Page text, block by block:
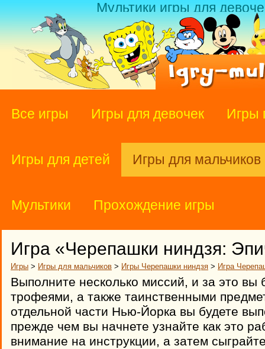
Мультики игры для
Все игры Игры для девочек Игры
Игры для детей Игры для мальчиков
Мультики Прохождение игры
Игра «Черепашки ниндзя:
Игры > Игры для мальчиков > Игры Черепашки ниндзя > Игра
Выполните несколько миссий, и за это вы
трофеями, а также таинственными
отдельной части Нью-Йорка вы будете
прежде чем вы начнете узнайте как это
внимание на инструкции, а затем